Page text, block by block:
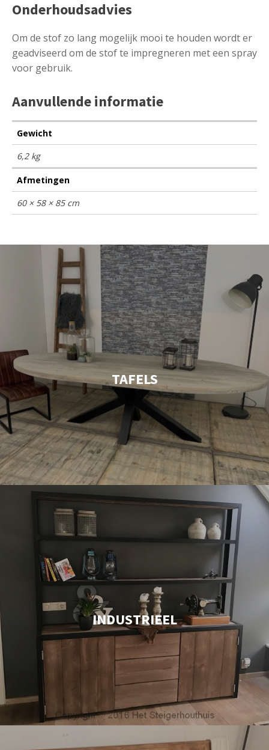
Onderhoudsadvies
Om de stof zo lang mogelijk mooi te houden wordt er
geadviseerd om de stof te impregneren met een spray
voor gebruik.
Aanvullende informatie
Gewicht
6,2 kg
Afmetingen
60 × 58 × 85 cm
TAFELS
INDUSTRIEEL